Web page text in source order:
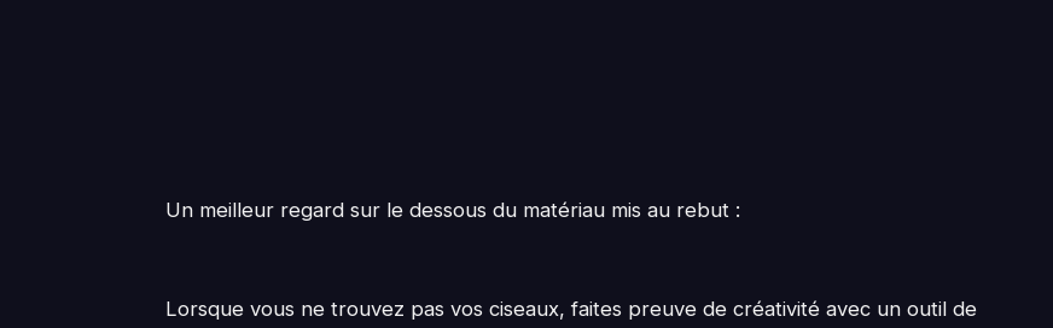
Un meilleur regard sur le dessous du matériau mis au rebut :
Lorsque vous ne trouvez pas vos ciseaux, faites preuve de créativité avec un outil de